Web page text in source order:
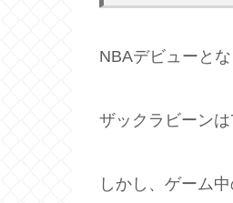
NBAデビューと
ザックラビーン
しかし、ゲーム